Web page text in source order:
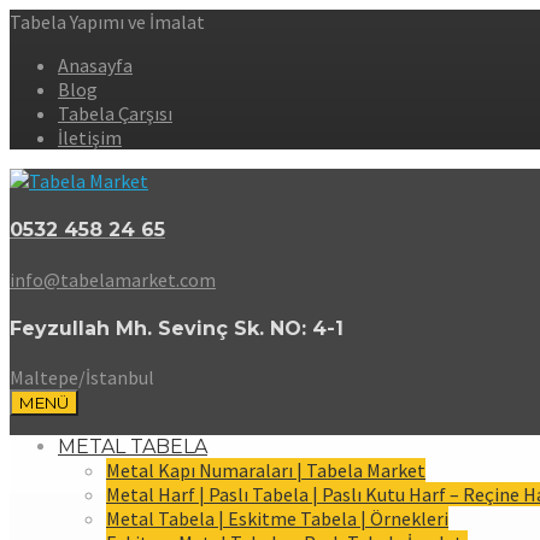
Tabela Yapımı ve İmalat
Anasayfa
Blog
Tabela Çarşısı
İletişim
0532 458 24 65
info@tabelamarket.com
Feyzullah Mh. Sevinç Sk. NO: 4-1
Maltepe/İstanbul
MENÜ
METAL TABELA
Metal Kapı Numaraları | Tabela Market
Metal Harf | Paslı Tabela | Paslı Kutu Harf – Reçine
Metal Tabela | Eskitme Tabela | Örnekleri